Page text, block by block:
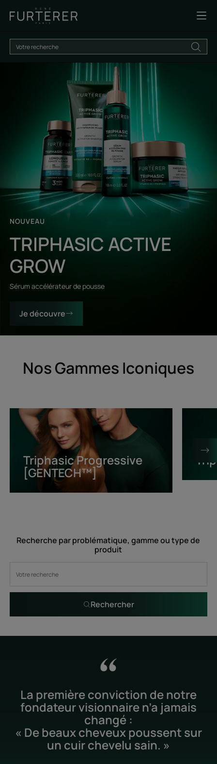
NOUVEAU
TRIPHASIC ACTIVE
GROW
Sérum accélérateur de pousse
Je découvre
Nos Gammes Iconiques
Triphasic
Progressive
[GENTECH™]
Triphasic Progressive
[GENTECH™]
Recherche par problématique, gamme ou type de
produit
Rechercher
La première conviction de notre
fondateur visionnaire n’a jamais
changé :
« De beaux cheveux poussent sur
un cuir chevelu sain. »